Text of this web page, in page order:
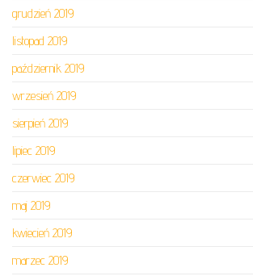
grudzień 2019
listopad 2019
październik 2019
wrzesień 2019
sierpień 2019
lipiec 2019
czerwiec 2019
maj 2019
kwiecień 2019
marzec 2019